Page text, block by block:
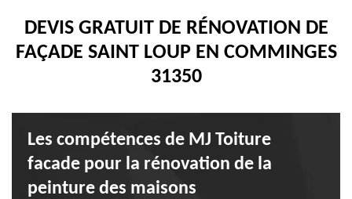
DEVIS GRATUIT DE RÉNOVATION DE
FAÇADE SAINT LOUP EN COMMINGES
31350
Les compétences de MJ Toiture
facade pour la rénovation de la
peinture des maisons